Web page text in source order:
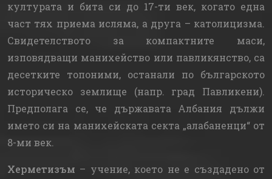
културата и бита си до 17-ти век, когато една
част тях приема исляма, а друга – католицизма.
Свидетелството за компактните маси,
изповядващи манихейство или павликянство, са
десетките топоними, останали по българското
историческо землище (напр. град Павликени).
Предполага се, че държавата Албания дължи
името си на манихейската секта „алабаненци“ от
8-ми век.
Херметизъм – учение, което не е създадено от